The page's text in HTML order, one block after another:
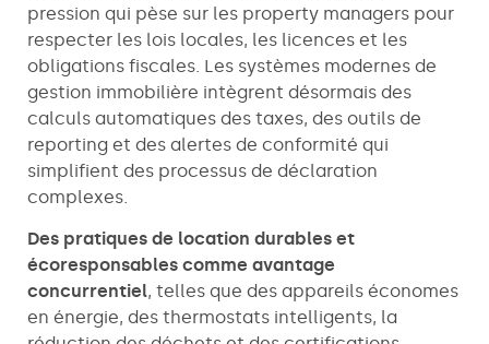
pression qui pèse sur les property managers pour
respecter les lois locales, les licences et les
obligations fiscales. Les systèmes modernes de
gestion immobilière intègrent désormais des
calculs automatiques des taxes, des outils de
reporting et des alertes de conformité qui
simplifient des processus de déclaration
complexes.
Des pratiques de location durables et
écoresponsables comme avantage
concurrentiel, telles que des appareils économes
en énergie, des thermostats intelligents, la